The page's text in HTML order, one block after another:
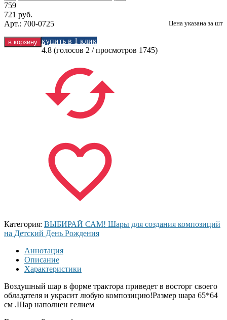
759
721 руб.
Цена указана за шт
Арт.: 700-0725
купить в 1 клик
4.8 (голосов 2 / просмотров 1745)
Категория: ВЫБИРАЙ САМ! Шары для создания композиций
на Детский День Рождения
Аннотация
Описание
Характеристики
Воздушный шар в форме трактора приведет в восторг своего
обладателя и украсит любую композицию!Размер шара 65*64
см .Шар наполнен гелием